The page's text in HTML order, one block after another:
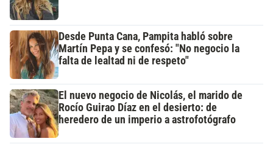
Desde Punta Cana, Pampita habló sobre
Martín Pepa y se confesó: "No negocio la
falta de lealtad ni de respeto"
El nuevo negocio de Nicolás, el marido de
Rocío Guirao Díaz en el desierto: de
heredero de un imperio a astrofotógrafo